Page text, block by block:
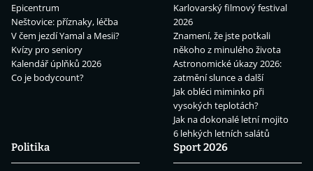
Epicentrum
Neštovice: příznaky, léčba
V čem jezdí Yamal a Mesii?
Kvízy pro seniory
Kalendář úplňků 2026
Co je bodycount?
Karlovarský filmový festival
2026
Znamení, že jste potkali
někoho z minulého života
Astronomické úkazy 2026:
zatmění slunce a další
Jak obléci miminko při
vysokých teplotách?
Jak na dokonalé letní mojito
6 lehkých letních salátů
Politika
Sport 2026